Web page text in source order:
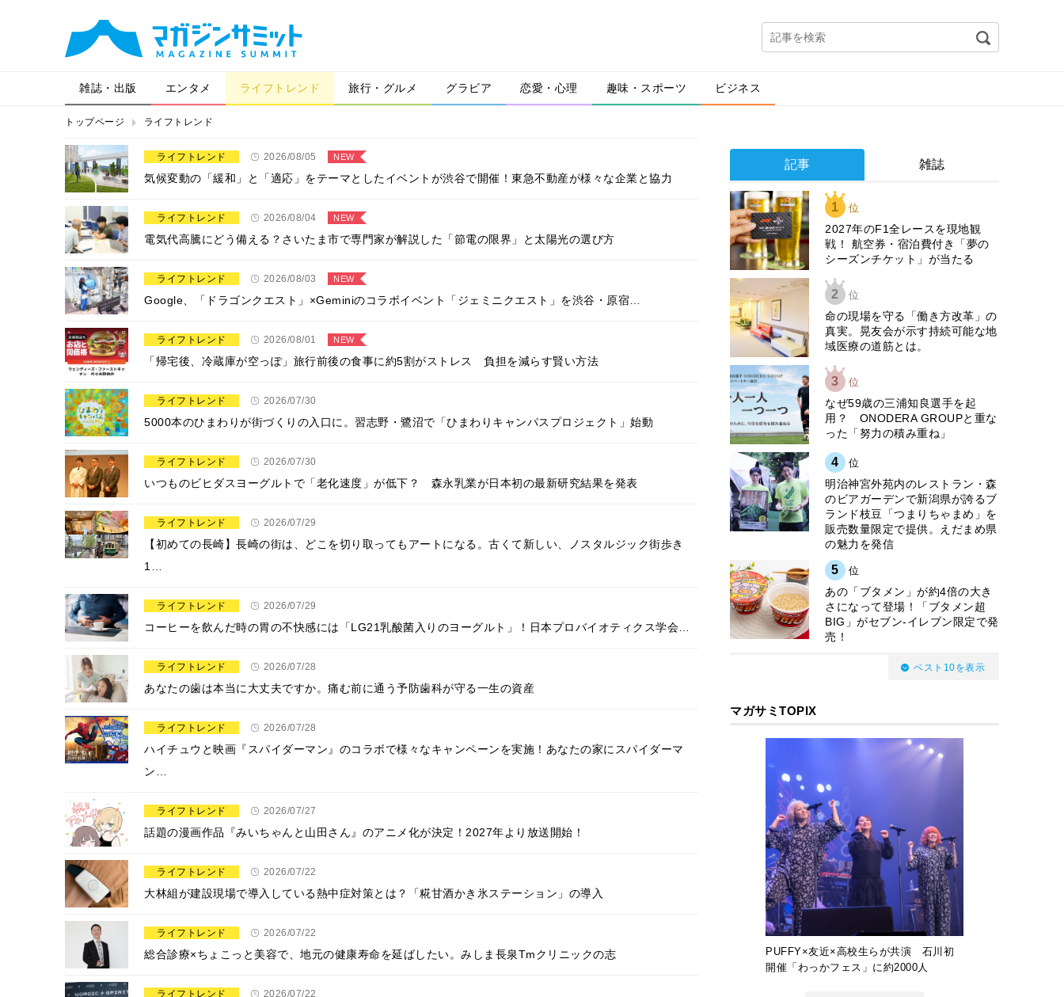
雑誌・出版 エンタメ ライフトレンド 旅行・グルメ グラビア 恋愛・心理 趣味・スポーツ ビジネス
トップページ ライフトレンド
ライフトレンド 2026/08/05 NEW
気候変動の「緩和」と「適応」をテーマとしたイベントが渋谷で開催！東急不動産が様々な企業と協力
ライフトレンド 2026/08/04 NEW
電気代高騰にどう備える？さいたま市で専門家が解説した「節電の限界」と太陽光の選び方
ライフトレンド 2026/08/03 NEW
Google、「ドラゴンクエスト」×Geminiのコラボイベント「ジェミニクエスト」を渋谷・原宿…
ライフトレンド 2026/08/01 NEW
「帰宅後、冷蔵庫が空っぽ」旅行前後の食事に約5割がストレス 負担を減らす賢い方法
ライフトレンド 2026/07/30
5000本のひまわりが街づくりの入口に。習志野・鷺沼で「ひまわりキャンパスプロジェクト」始動
ライフトレンド 2026/07/30
いつものビヒダスヨーグルトで「老化速度」が低下？ 森永乳業が日本初の最新研究結果を発表
ライフトレンド 2026/07/29
【初めての長崎】長崎の街は、どこを切り取ってもアートになる。古くて新しい、ノスタルジック街歩き
1…
ライフトレンド 2026/07/29
コーヒーを飲んだ時の胃の不快感には「LG21乳酸菌入りのヨーグルト」！日本プロバイオティクス学会…
ライフトレンド 2026/07/28
​あなたの歯は本当に大丈夫ですか。痛む前に通う予防歯科が守る一生の資産
ライフトレンド 2026/07/28
ハイチュウと映画『スパイダーマン』のコラボで様々なキャンペーンを実施！あなたの家にスパイダーマ
ン…
ライフトレンド 2026/07/27
話題の漫画作品『みいちゃんと山田さん』のアニメ化が決定！2027年より放送開始！
ライフトレンド 2026/07/22
大林組が建設現場で導入している熱中症対策とは？「糀甘酒かき氷ステーション」の導入
ライフトレンド 2026/07/22
総合診療×ちょこっと美容で、地元の健康寿命を延ばしたい。みしま長泉Tmクリニックの志
ライフトレンド 2026/07/22
記事 雑誌
1 位
2027年のF1全レースを現地観
戦！ 航空券・宿泊費付き「夢の
シーズンチケット」が当たる
2 位
​命の現場を守る「働き方改革」の
真実。晃友会が示す持続可能な地
域医療の道筋とは。
3 位
なぜ59歳の三浦知良選手を起
用？ ONODERA GROUPと重な
った「努力の積み重ね」
4 位
明治神宮外苑内のレストラン・森
のビアガーデンで新潟県が誇るブ
ランド枝豆「つまりちゃまめ」を
販売数量限定で提供。えだまめ県
の魅力を発信
5 位
あの「ブタメン」が約4倍の大き
さになって登場！「ブタメン超
BIG」がセブン‐イレブン限定で発
売！
ベスト10を表示
マガサミTOPIX
PUFFY×友近×高校生らが共演 石川初
開催「わっかフェス」に約2000人